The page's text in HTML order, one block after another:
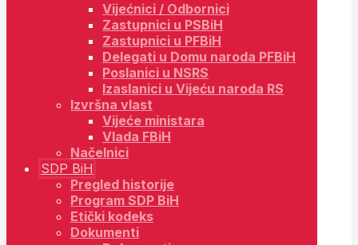
Vijećnici / Odbornici
Zastupnici u PSBiH
Zastupnici u PFBiH
Delegati u Domu naroda PFBiH
Poslanici u NSRS
Izaslanici u Vijeću naroda RS
Izvršna vlast
Vijeće ministara
Vlada FBiH
Načelnici
SDP BiH
Pregled historije
Program SDP BiH
Etički kodeks
Dokumenti